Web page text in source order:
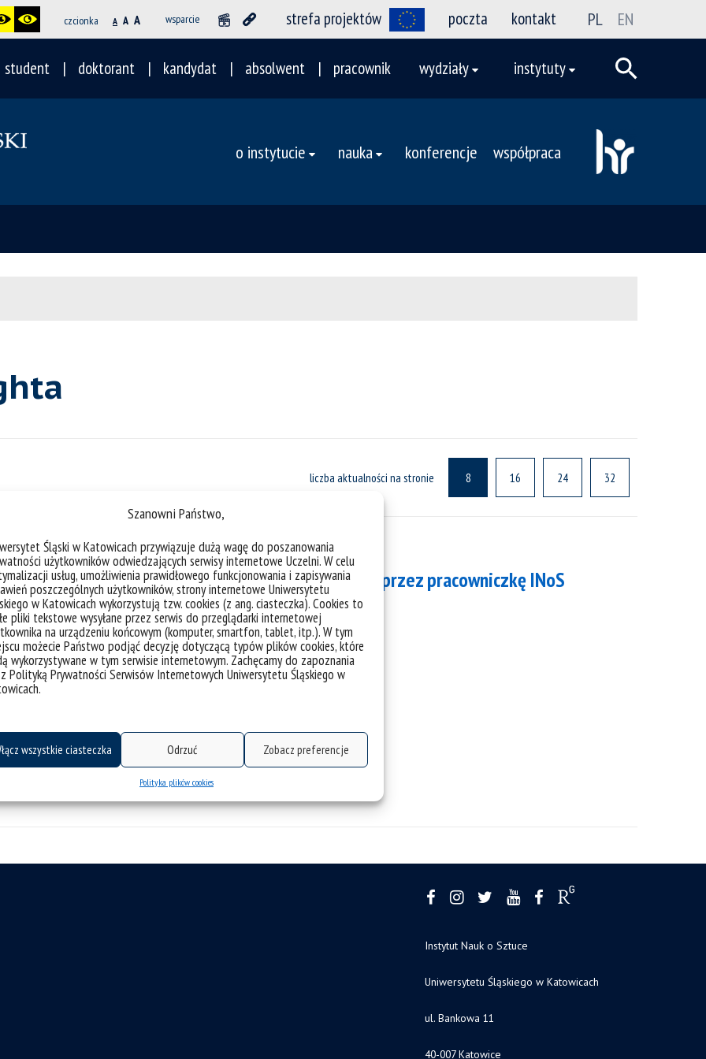
Szanowni Państwo,
Śląski w Katowicach przywiązuje dużą wagę do poszanowania
użytkowników odwiedzających serwisy internetowe Uczelni. W celu
usług, umożliwienia prawidłowego funkcjonowania i zapisywania
poszczególnych użytkowników, strony internetowe Uniwersytetu
w Katowicach wykorzystują tzw. cookies (z ang. ciasteczka). Cookies to
pliki tekstowe wysyłane przez serwis do przeglądarki internetowej
na urządzeniu końcowym (komputer, smartfon, tablet, itp.). W tym
możecie Państwo podjąć decyzję dotyczącą typów plików cookies, które
wykorzystywane w tym serwisie internetowym. Zachęcamy do zapoznania
Polityką Prywatności Serwisów Internetowych Uniwersytetu Śląskiego w
wszystkie ciasteczka Odrzuć Zobacz preferencje
Polityka plików cookies
czcionka A A A wsparcie strefa projektów poczta kontakt PL EN
student doktorant kandydat absolwent pracownik wydziały instytuty
o instytucie nauka konferencje współpraca
liczba aktualności na stronie 8 16 24 32
Spotkanie informacyjne organizowane przez pracowniczkę INoS
kategorie:wiadomości
wydarzenia
tagi : stypendia fulbrighta
Instytut Nauk o Sztuce
Uniwersytetu Śląskiego w Katowicach
ul. Bankowa 11
40-007 Katowice